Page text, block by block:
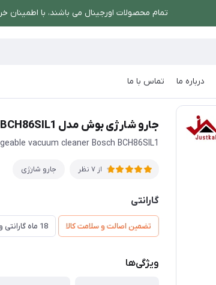
تمام محصولات اورجینال می باشند، با اطمینان
درباره ما تماس با ما
جارو شارژی بوش مدل BCH86SIL1
جارو شارژی بوش مدل BCH86SIL1
vacuum cleaner Bosch BCH86SIL1
از 7 نظر جارو شارژی
گارانتی
تضمین اصالت و سلامت کالا 18 ماه گارانتی و 60 ماه خدمات پس از فروش و ضمانت تعویض
ویژگی‌ها